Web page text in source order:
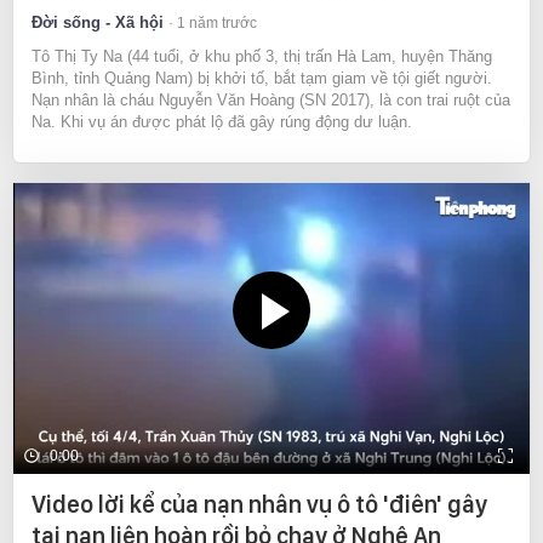
Đời sống - Xã hội 1 năm trước
Tô Thị Ty Na (44 tuổi, ở khu phố 3, thị trấn Hà Lam, huyện Thăng
Bình, tỉnh Quảng Nam) bị khởi tố, bắt tạm giam về tội giết người.
Nạn nhân là cháu Nguyễn Văn Hoàng (SN 2017), là con trai ruột của
Na. Khi vụ án được phát lộ đã gây rúng động dư luận.
0:00
Video lời kể của nạn nhân vụ ô tô 'điên' gây
tai nạn liên hoàn rồi bỏ chạy ở Nghệ An